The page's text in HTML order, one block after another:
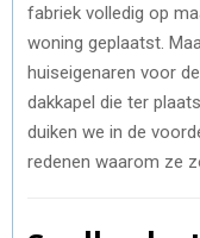
fabriek volledig op
woning geplaatst.
huiseigenaren voor
dakkapel die ter
duiken we in de
redenen waarom ze